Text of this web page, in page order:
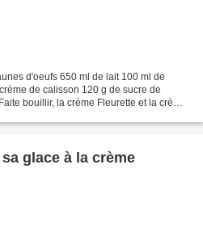
d'oeufs 650 ml de lait 100 ml de
de calisson 120 g de sucre de
bouillir, la crème Fleurette et la crème
glace à la crème